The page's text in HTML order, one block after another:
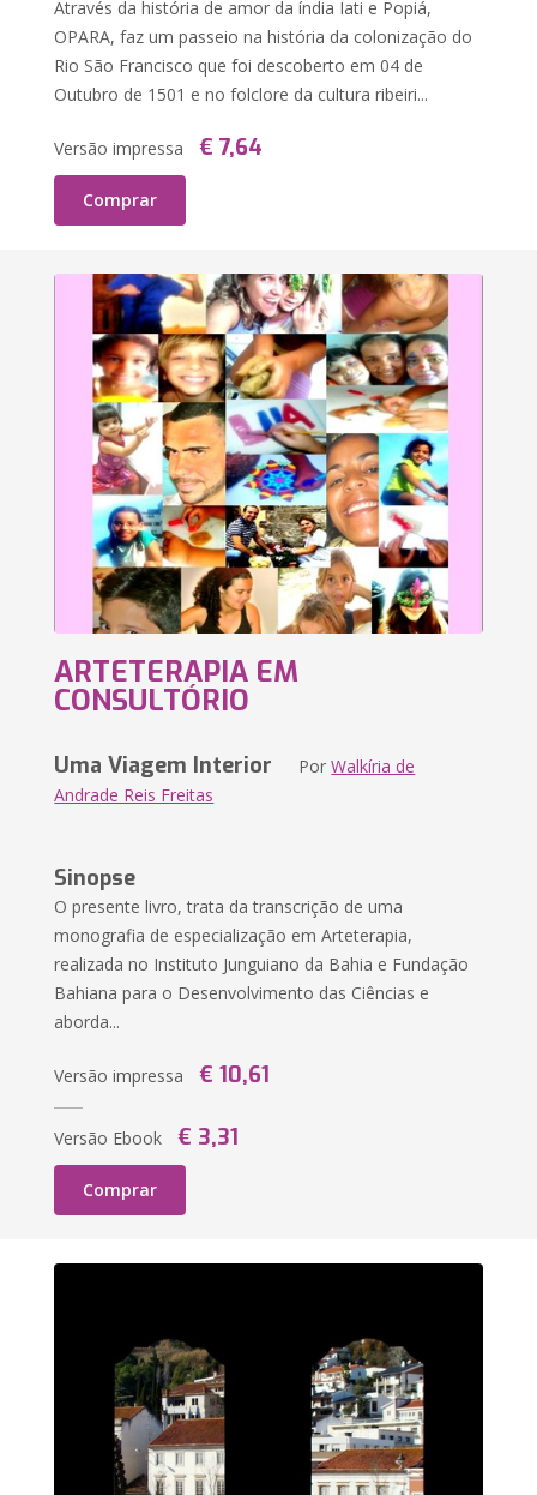
Através da história de amor da índia Iati e Popiá,
OPARA, faz um passeio na história da colonização do
Rio São Francisco que foi descoberto em 04 de
Outubro de 1501 e no folclore da cultura ribeiri...
Versão impressa € 7,64
Comprar
ARTETERAPIA EM
CONSULTÓRIO
Uma Viagem Interior PorWalkíria de
Andrade Reis Freitas
Sinopse
O presente livro, trata da transcrição de uma
monografia de especialização em Arteterapia,
realizada no Instituto Junguiano da Bahia e Fundação
Bahiana para o Desenvolvimento das Ciências e
aborda...
Versão impressa € 10,61
Versão Ebook € 3,31
Comprar